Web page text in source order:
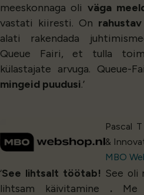
meeskonnaga oli väga
vastati kiiresti. On rahustav
alati rakendada
Queue Fairi, et tulla
külastajate arvuga. Queue-
mingeid puudusi.’
Pascal
&
MBO
‘See lihtsalt töötab! See oli
lihtsam käivitamine . Me